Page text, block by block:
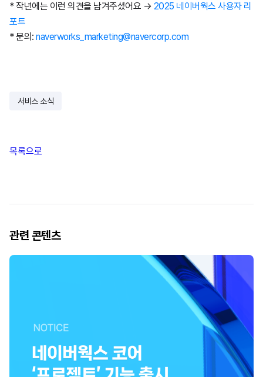
* 작년에는 이런 의견을 남겨주셨어요 → 2025 네이버웍스 사용자 리
포트
* 문의: naverworks_marketing@navercorp.com
서비스 소식
목록으로
관련 콘텐츠